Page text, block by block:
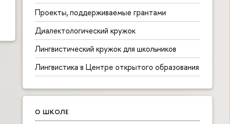
Проекты, поддерживаемые грантами
Диалектологический кружок
Лингвистический кружок для школьников
Лингвистика в Центре открытого образования
О ШКОЛЕ